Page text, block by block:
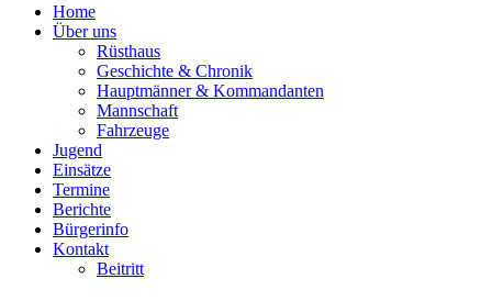
Home
Über uns
Rüsthaus
Geschichte & Chronik
Hauptmänner & Kommandanten
Mannschaft
Fahrzeuge
Jugend
Einsätze
Termine
Berichte
Bürgerinfo
Kontakt
Beitritt